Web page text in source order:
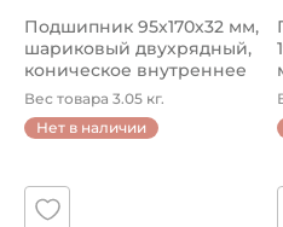
Подшипник 95х170х32 мм,
шариковый двухрядный,
коническое внутреннее
кол...
Вес товара 3.05 кг.
Нет в наличии